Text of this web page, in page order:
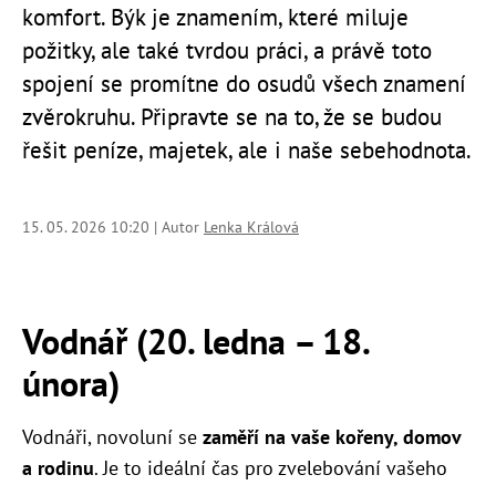
komfort. Býk je znamením, které miluje
požitky, ale také tvrdou práci, a právě toto
spojení se promítne do osudů všech znamení
zvěrokruhu. Připravte se na to, že se budou
řešit peníze, majetek, ale i naše sebehodnota.
15. 05. 2026 10:20 | Autor Lenka Králová
Vodnář (20. ledna – 18.
února)
Vodnáři, novoluní se zaměří na vaše kořeny, domov
a rodinu. Je to ideální čas pro zvelebování vašeho